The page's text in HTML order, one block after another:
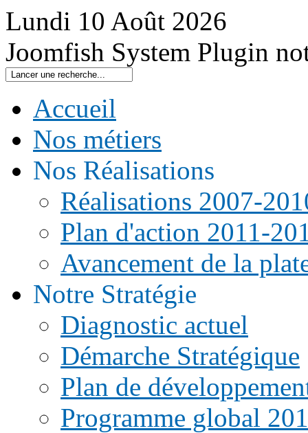
Lundi 10 Août 2026
Joomfish System Plugin
Accueil
Nos métiers
Nos Réalisations
Réalisations 2007-
Plan d'action 2011-
Avancement de la
Notre Stratégie
Diagnostic actuel
Démarche Stratégique
Plan de
Programme global